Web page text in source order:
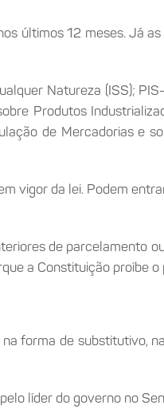
últimos 12 meses. Já
Natureza (ISS);
Produtos
de Mercadorias e
vigor da lei. Podem
de parcelamento
a Constituição proíbe
forma de substitutivo,
líder do governo no